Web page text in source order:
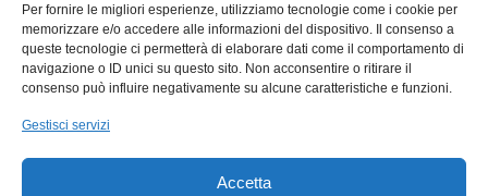
Per fornire le migliori esperienze, utilizziamo tecnologie come i cookie per
memorizzare e/o accedere alle informazioni del dispositivo. Il consenso a
queste tecnologie ci permetterà di elaborare dati come il comportamento di
navigazione o ID unici su questo sito. Non acconsentire o ritirare il
consenso può influire negativamente su alcune caratteristiche e funzioni.
Gestisci servizi
Accetta
255413- Cell:3357879968 Email:montanellicase@gmail.com - Privacy Policy
Cookie Policy